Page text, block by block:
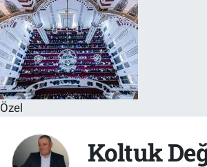
Özel
Koltuk